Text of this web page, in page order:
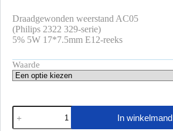
Draadgewonden weerstand AC05
(Philips 2322 329-serie)
5% 5W 17*7.5mm E12-reeks
Waarde
In winkelmand